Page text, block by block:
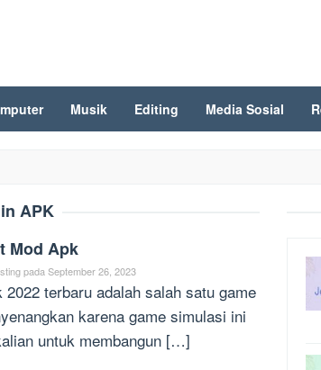
Musik Editing Media Sosial
APK
Mod Apk
pada September 26, 2023
terbaru adalah salah satu game
karena game simulasi ini
untuk membangun […]